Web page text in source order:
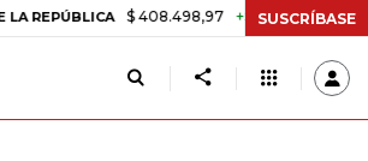
$ 408.498,97 +$ 8.753,81 +2,19%
SUSCRÍBASE